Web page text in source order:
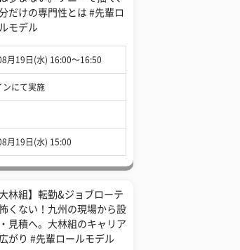
だけの専門性とは #先輩ロ
モデル
月19日(水) 16:00〜16:50
ンにて実施
月19日(水) 15:00
大林組】転勤&ジョブローテ
くない！九州の現場から設
見積へ。大林組のキャリア
がり #先輩ロールモデル